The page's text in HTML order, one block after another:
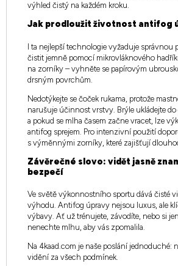
výhled čistý na každém kroku.
Jak prodloužit životnost antifog
I ta nejlepší technologie vyžaduje správnou
čistit jemně pomocí mikrovláknového
na zorníky – vyhněte se papírovým
drsným povrchům.
Nedotýkejte se čoček rukama, protože
narušuje účinnost vrstvy. Brýle ukládejte
a pokud se mlha časem začne vracet, lze
antifog sprejem. Pro intenzivní použití
s výměnnými zorníky, které zajišťují
Závěrečné slovo: vidět jasně
bezpečí
Ve světě výkonnostního sportu dává čisté
výhodu. Antifog úpravy nejsou luxus, ale
výbavy. Ať už trénujete, závodíte, nebo si
nenechte mlhu, aby vás zpomalila.
Na 4kaad.com je naše poslání jednoduché:
vidění za všech podmínek.